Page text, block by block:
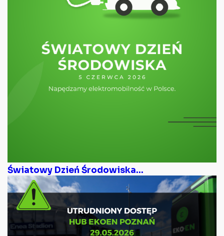
Światowy Dzień Środowiska...